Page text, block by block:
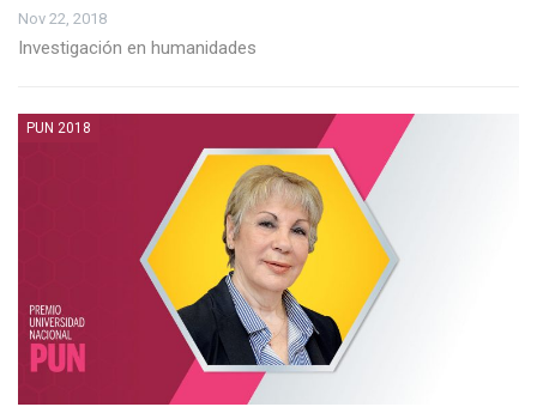
Nov 22, 2018
Investigación en humanidades
PUN 2018